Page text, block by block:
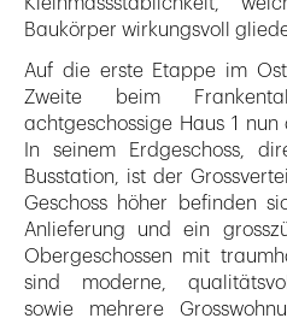
Baukörper wirkungsvoll
Auf die erste Etappe im
Zweite beim
achtgeschossige Haus 1
In seinem Erdgeschoss,
Busstation, ist der
Geschoss höher befinden
Anlieferung und ein
Obergeschossen mit
sind moderne,
sowie mehrere